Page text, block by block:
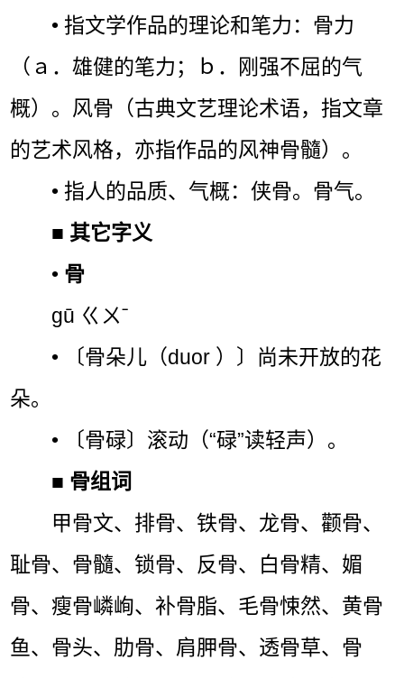
• 指文学作品的理论和笔力：骨力
（ａ．雄健的笔力；ｂ．刚强不屈的气
概）。风骨（古典文艺理论术语，指文章
的艺术风格，亦指作品的风神骨髓）。
• 指人的品质、气概：侠骨。骨气。
■ 其它字义
• 骨
gū ㄍㄨˉ
• 〔骨朵儿（duor ）〕尚未开放的花
朵。
• 〔骨碌〕滚动（“碌”读轻声）。
■ 骨组词
甲骨文、排骨、铁骨、龙骨、颧骨、
耻骨、骨髓、锁骨、反骨、白骨精、媚
骨、瘦骨嶙峋、补骨脂、毛骨悚然、黄骨
鱼、骨头、肋骨、肩胛骨、透骨草、骨